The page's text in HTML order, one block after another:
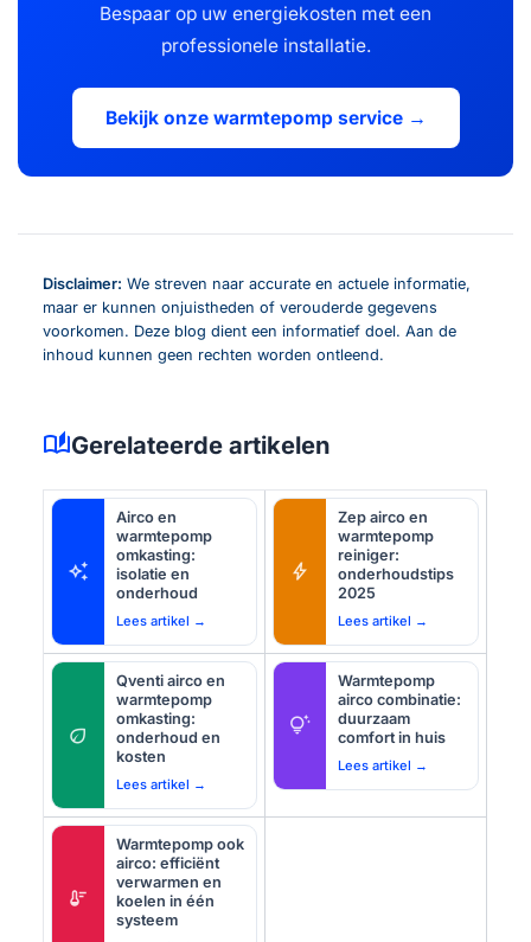
Bespaar op uw energiekosten met een
professionele installatie.
Bekijk onze warmtepomp service →
Disclaimer: We streven naar accurate en actuele informatie,
maar er kunnen onjuistheden of verouderde gegevens
voorkomen. Deze blog dient een informatief doel. Aan de
inhoud kunnen geen rechten worden ontleend.
auto_storiesGerelateerde artikelen
auto_awesome
Airco en
warmtepomp
omkasting:
isolatie en
onderhoud
Lees artikel →
bolt
Zep airco en
warmtepomp
reiniger:
onderhoudstips
2025
Lees artikel →
eco
Qventi airco en
warmtepomp
omkasting:
onderhoud en
kosten
Lees artikel →
tips_and_updates
Warmtepomp
airco combinatie:
duurzaam
comfort in huis
Lees artikel →
thermostat
Warmtepomp ook
airco: efficiënt
verwarmen en
koelen in één
systeem